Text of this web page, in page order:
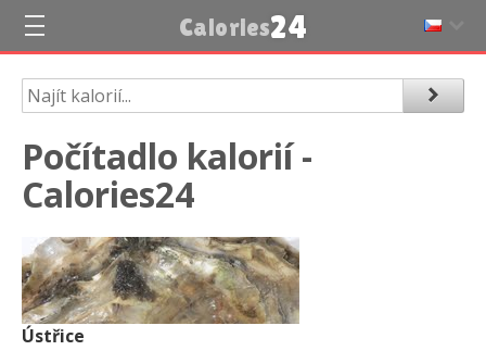
Calories24
Počítadlo kalorií -
Calories24
Ústřice